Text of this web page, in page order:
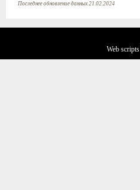
Последнее обновление данных 21.02.2024
Web scripts